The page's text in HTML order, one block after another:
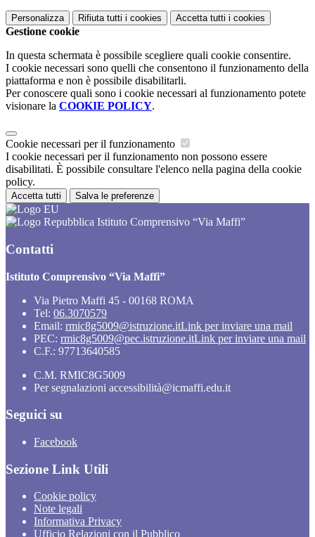
Personalizza Rifiuta tutti i cookies Accetta tutti i cookies
Gestione cookie
In questa schermata è possibile scegliere quali cookie consentire.
I cookie necessari sono quelli che consentono il funzionamento della
piattaforma e non è possibile disabilitarli.
Per conoscere quali sono i cookie necessari al funzionamento potete
visionare la COOKIE POLICY.
Cookie necessari per il funzionamento
I cookie necessari per il funzionamento non possono essere
disabilitati. È possibile consultare l'elenco nella pagina della cookie
policy.
Accetta tutti Salva le preferenze
Istituto Comprensivo “Via Maffi”
Contatti
Istituto Comprensivo “Via Maffi”
Via Pietro Maffi 45 - 00168 ROMA
Tel: 06.3070579
Email: rmic8g5009@istruzione.itLink per inviare una mail
PEC: rmic8g5009@pec.istruzione.itLink per inviare una mail
C.F.: 97713640585
C.M. RMIC8G5009
Per segnalazioni accessibilità@icmaffi.edu.it
Seguici su
Facebook
Sezione Link Utili
Cookie policy
Note legali
Informativa Privacy
Ufficio Relazioni con il Pubblico